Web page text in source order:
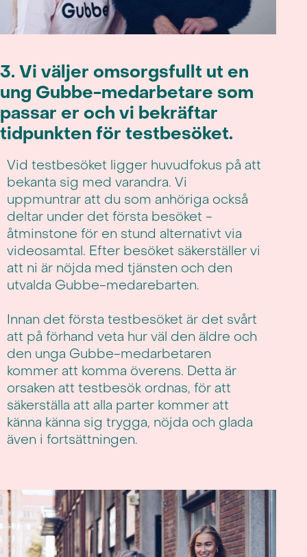
3. Vi väljer omsorgsfullt ut en
ung Gubbe-medarbetare som
passar er och vi bekräftar
tidpunkten för testbesöket.
Vid testbesöket ligger huvudfokus på att
bekanta sig med varandra. Vi
uppmuntrar att du som anhöriga också
deltar under det första besöket -
åtminstone för en stund alternativt via
videosamtal. Efter besöket säkerställer vi
att ni är nöjda med tjänsten och den
utvalda Gubbe-medarebarten.
Innan det första testbesöket är det svårt
att på förhand veta hur väl den äldre och
den unga Gubbe-medarbetaren
kommer att komma överens. Detta är
orsaken att testbesök ordnas, för att
säkerställa att alla parter kommer att
känna känna sig trygga, nöjda och glada
även i fortsättningen.